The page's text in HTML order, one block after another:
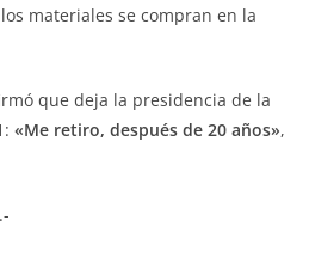
materiales se compran en la
que deja la presidencia de la
«Me retiro, después de 20 años»,